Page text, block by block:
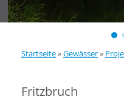
Startseite»Gewässer»
Fritzbruch